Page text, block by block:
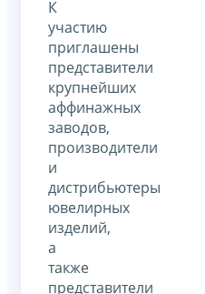
К
участию
приглашены
представители
крупнейших
аффинажных
заводов,
производители
и
дистрибьютеры
ювелирных
изделий,
а
также
представители